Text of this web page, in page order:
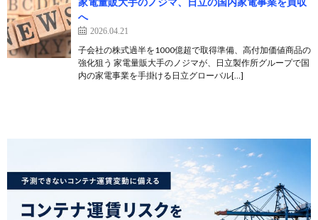
へ
2026.04.21
子会社の株式過半を1000億超で取得準備、高付加価値商品の
強化狙う 家電量販大手のノジマが、日立製作所グループで国
内の家電事業を手掛ける日立グローバル[…]